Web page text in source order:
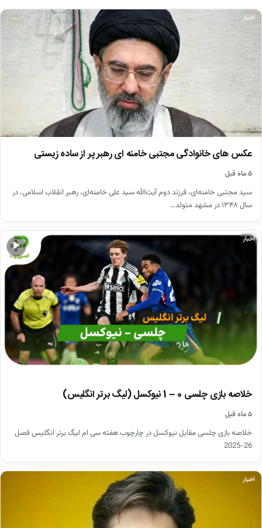
اخبار
عکس های خانوادگی مجتبی خامنه ای رهبر پر از ساده زیستی
۵ ماه قبل
سید مجتبی خامنه‌ای، فرزند دوم آیت‌الله سید علی خامنه‌ای، رهبر انقلاب اسلامی، در
سال ۱۳۴۸ در مشهد متولد…
▶
اخبار
خلاصه بازی چلسی 0 – 1 نیوکسل (لیگ برتر انگلیس)
۵ ماه قبل
خلاصه بازی چلسی مقابل نیوکسل در چارچوب هفته سی ام لیگ برتر انگلیس فصل
26-2025
اخبار